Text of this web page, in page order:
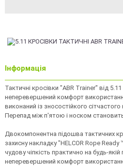
Інформація
Тактичні кросівки "ABR Trainer" від
неперевершений комфорт
виконаний із зносостійкого сітчастого
Перепад між п'ятою і носком
Двокомпонентна підошва тактичних
захисну накладку "HELCOR Rope
чудову чіпкість практично на будь-
неперевершений комфорт